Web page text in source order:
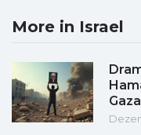
More in Israel
Gaza